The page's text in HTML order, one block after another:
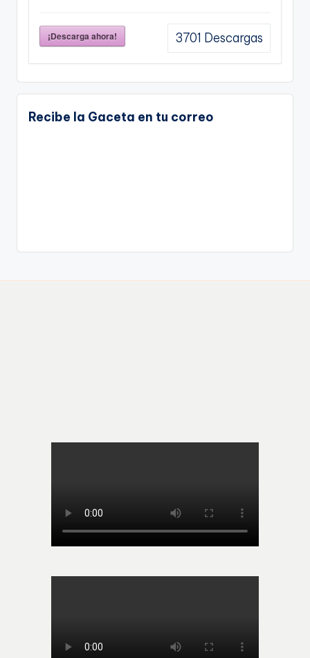
¡Descarga ahora! 3701 Descargas
Recibe la Gaceta en tu correo